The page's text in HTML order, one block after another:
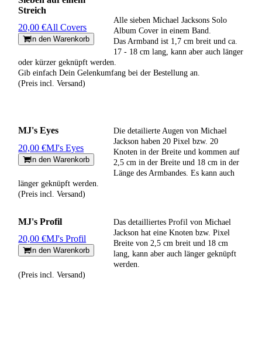
Streich
20,00 €All Covers
In den Warenkorb
Alle sieben Michael Jacksons Solo
Album Cover in einem Band.
Das Armband ist 1,7 cm breit und ca.
17 - 18 cm lang, kann aber auch länger
oder kürzer geknüpft werden.
Gib einfach Dein Gelenkumfang bei der Bestellung an.
(Preis incl. Versand)
MJ's Eyes
20,00 €MJ's Eyes
In den Warenkorb
Die detailierte Augen von Michael
Jackson haben 20 Pixel bzw. 20
Knoten in der Breite und kommen auf
2,5 cm in der Breite und 18 cm in der
Länge des Armbandes. Es kann auch
länger geknüpft werden.
(Preis incl. Versand)
MJ's Profil
20,00 €MJ's Profil
In den Warenkorb
Das detailliertes Profil von Michael
Jackson hat eine Knoten bzw. Pixel
Breite von 2,5 cm breit und 18 cm
lang, kann aber auch länger geknüpft
werden.
(Preis incl. Versand)